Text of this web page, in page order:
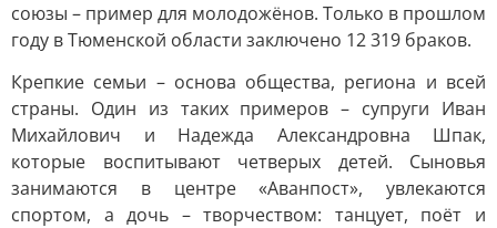
союзы – пример для молодожёнов. Только в прошлом
году в Тюменской области заключено 12 319 браков.
Крепкие семьи – основа общества, региона и всей
страны. Один из таких примеров – супруги Иван
Михайлович и Надежда Александровна Шпак,
которые воспитывают четверых детей. Сыновья
занимаются в центре «Аванпост», увлекаются
спортом, а дочь – творчеством: танцует, поёт и